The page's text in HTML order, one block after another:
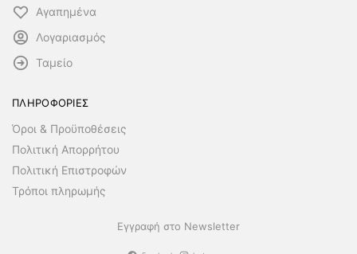
Αγαπημένα
Λογαριασμός
Ταμείο
ΠΛΗΡΟΦΟΡΙΕΣ
Όροι & Προϋποθέσεις
Πολιτική Απορρήτου
Πολιτική Επιστροφών
Τρόποι πληρωμής
Εγγραφή στο Newsletter